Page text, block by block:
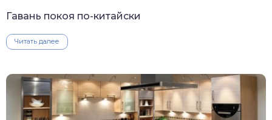
Гавань покоя по-китайски
Читать далее